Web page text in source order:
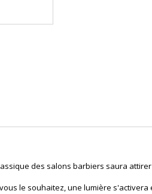
des salons barbiers saura
le souhaitez, une lumière s'activera